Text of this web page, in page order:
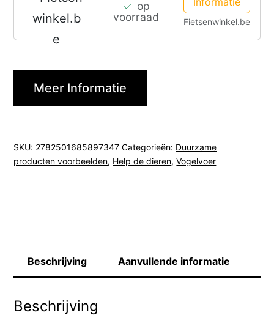
op
voorraad
Fietsenwinkel.be
Meer Informatie
SKU: 2782501685897347 Categorieën: Duurzame
producten voorbeelden, Help de dieren,Vogelvoer
Beschrijving Aanvullende informatie
Beschrijving